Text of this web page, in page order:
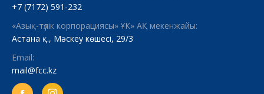
+7 (7172) 591-232
«Азық-түлік корпорациясы» ҰК» АҚ мекенжайы:
Астана қ., Мәскеу көшесі, 29/3
Email:
mail@fcc.kz